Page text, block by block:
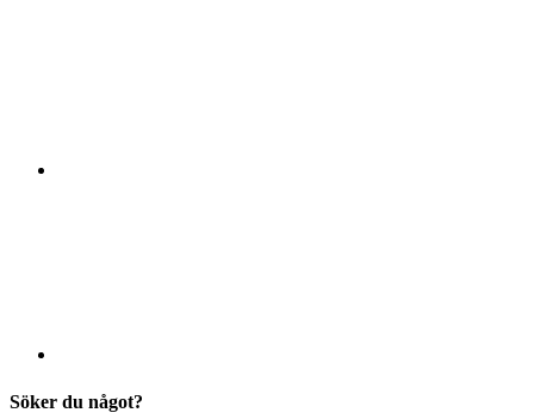
Söker du något?